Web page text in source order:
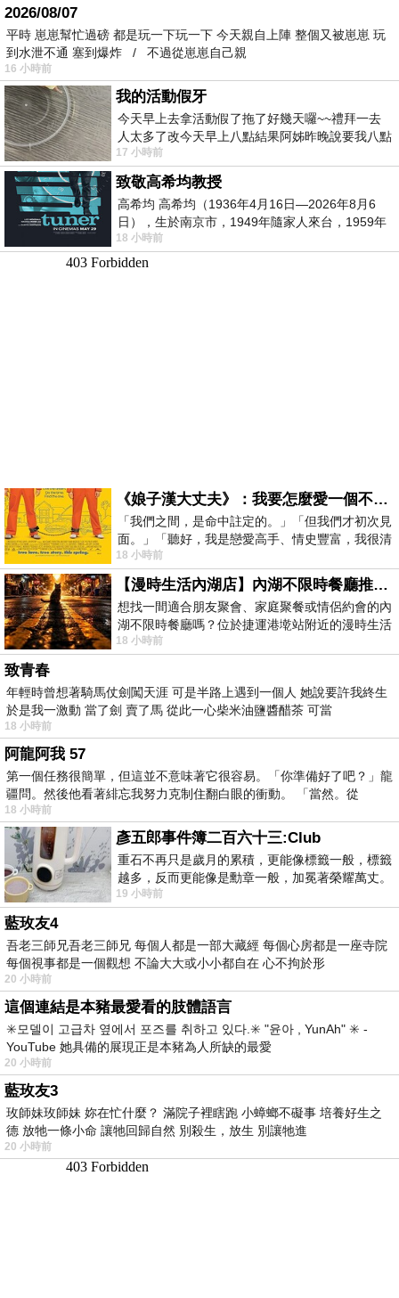
2026/08/07
平時 崽崽幫忙過磅 都是玩一下玩一下 今天親自上陣 整個又被崽崽 玩
到水泄不通 塞到爆炸 / 不過從崽崽自己親
16 小時前
我的活動假牙
今天早上去拿活動假了拖了好幾天囉~~禮拜一去
人太多了改今天早上八點結果阿姊昨晚說要我八點
去西螺農會~回到莿桐都8點半多了
17 小時前
致敬高希均教授
高希均 高希均（1936年4月16日—2026年8月6
日），生於南京市，1949年隨家人來台，1959年
赴美深造並取得經濟發展博士學位。曾任
18 小時前
《娘子漢大丈夫》：我要怎麼愛一個不存在的人？
「我們之間，是命中註定的。」「但我們才初次見
面。」「聽好，我是戀愛高手、情史豐富，我很清
楚這種感覺，你我之間的那種感覺，現
18 小時前
【漫時生活內湖店】內湖不限時餐廳推薦｜捷運港墘站美食，聚餐、約會、家庭聚會首選，正餐甜點一次滿足
想找一間適合朋友聚會、家庭聚餐或情侶約會的內
湖不限時餐廳嗎？位於捷運港墘站附近的漫時生活
內湖店，從捷運站步行約4分鐘即可抵
18 小時前
致青春
年輕時曾想著騎馬仗劍闖天涯 可是半路上遇到一個人 她說要許我終生
於是我一激動 當了劍 賣了馬 從此一心柴米油鹽醬醋茶 可當
18 小時前
阿龍阿我 57
第一個任務很簡單，但這並不意味著它很容易。「你準備好了吧？」龍
疆問。然後他看著緋忘我努力克制住翻白眼的衝動。 「當然。從
18 小時前
彥五郎事件簿二百六十三:Club
重石不再只是歲月的累積，更能像標籤一般，標籤
越多，反而更能像是勳章一般，加冕著榮耀萬丈。
習慣一如縱容，成了再難輕輕放下的罪證
19 小時前
藍玫友4
吾老三師兄吾老三師兄 每個人都是一部大藏經 每個心房都是一座寺院
每個視事都是一個觀想 不論大大或小小都自在 心不拘於形
20 小時前
這個連結是本豬最愛看的肢體語言
✳️모델이 고급차 옆에서 포즈를 취하고 있다.✳️ "윤아 , YunAh" ✳️ -
YouTube 她具備的展現正是本豬為人所缺的最愛
20 小時前
藍玫友3
玫師妹玫師妹 妳在忙什麼？ 滿院子裡瞎跑 小蟑螂不礙事 培養好生之
德 放牠一條小命 讓牠回歸自然 別殺生，放生 別讓牠進
20 小時前